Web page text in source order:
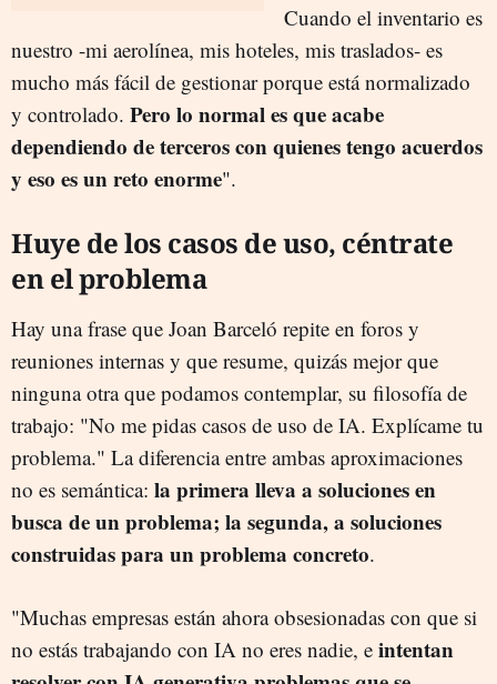
Cuando el inventario es
nuestro -mi aerolínea, mis hoteles, mis traslados- es
mucho más fácil de gestionar porque está normalizado
y controlado. Pero lo normal es que acabe
dependiendo de terceros con quienes tengo acuerdos
y eso es un reto enorme".
Huye de los casos de uso, céntrate
en el problema
Hay una frase que Joan Barceló repite en foros y
reuniones internas y que resume, quizás mejor que
ninguna otra que podamos contemplar, su filosofía de
trabajo: "No me pidas casos de uso de IA. Explícame tu
problema." La diferencia entre ambas aproximaciones
no es semántica: la primera lleva a soluciones en
busca de un problema; la segunda, a soluciones
construidas para un problema concreto.
"Muchas empresas están ahora obsesionadas con que si
no estás trabajando con IA no eres nadie, e intentan